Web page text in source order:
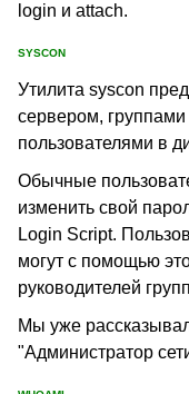
login и attach.
SYSCON
Утилита syscon
сервером,
пользователями в
Обычные
изменить свой
Login Script.
могут с помощью
руководителей
Мы уже
"Администратор